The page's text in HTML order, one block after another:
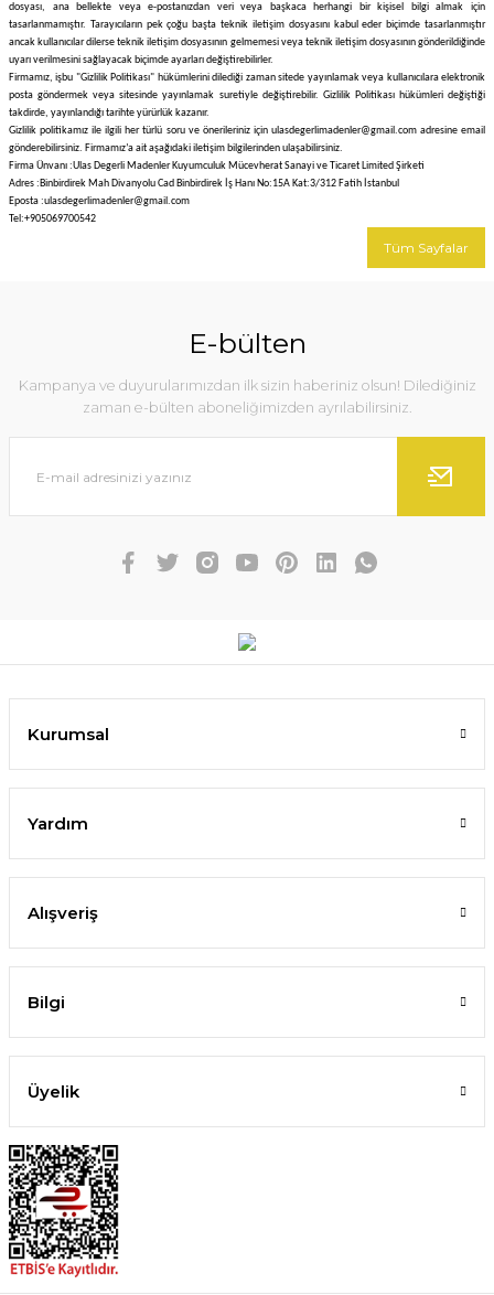
dosyası, ana bellekte veya e-postanızdan veri veya başkaca herhangi bir kişisel bilgi almak için
tasarlanmamıştır. Tarayıcıların pek çoğu başta teknik iletişim dosyasını kabul eder biçimde tasarlanmıştır
ancak kullanıcılar dilerse teknik iletişim dosyasının gelmemesi veya teknik iletişim dosyasının gönderildiğinde
uyarı verilmesini sağlayacak biçimde ayarları değiştirebilirler.
Firmamız, işbu "Gizlilik Politikası" hükümlerini dilediği zaman sitede yayınlamak veya kullanıcılara elektronik
posta göndermek veya sitesinde yayınlamak suretiyle değiştirebilir. Gizlilik Politikası hükümleri değiştiği
takdirde, yayınlandığı tarihte yürürlük kazanır.
Gizlilik politikamız ile ilgili her türlü soru ve önerileriniz için ulasdegerlimadenler@gmail.com adresine email
gönderebilirsiniz. Firmamız’a ait aşağıdaki iletişim bilgilerinden ulaşabilirsiniz.
Firma Ünvanı :Ulas Degerli Madenler Kuyumculuk Mücevherat Sanayi ve Ticaret Limited Şirketi
Adres :Binbirdirek Mah Divanyolu Cad Binbirdirek İş Hanı No:15A Kat:3/312 Fatih İstanbul
Eposta :ulasdegerlimadenler@gmail.com
Tel:+905069700542
Tüm Sayfalar
E-bülten
Kampanya ve duyurularımızdan ilk sizin haberiniz olsun! Dilediğiniz
zaman e-bülten aboneliğimizden ayrılabilirsiniz.
Kurumsal
Yardım
Alışveriş
Bilgi
Üyelik